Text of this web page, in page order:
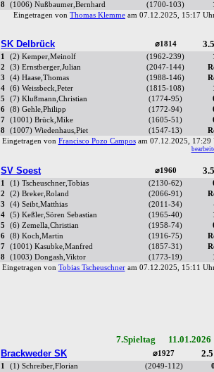
8 (1006) Nußbaumer,Bernhard (1700-103)
Eingetragen von Thomas Klemme am 07.12.2025, 15:17
SK Delbrück ⌀1814
1 (2) Kemper,Meinolf (1962-239)
2
(3) Ernstberger,Julian (2047-144)
3
(4) Haase,Thomas (1988-146)
4
(6) Weissbeck,Peter (1815-108)
5
(7) Klußmann,Christian (1774-95)
6
(8) Gehle,Philipp (1772-94)
7
(1001) Brück,Mike (1605-51)
8
(1007) Wiedenhaus,Piet (1547-13)
Eingetragen von Francisco Pozo Camposam 07.12.2025,
SV Soest ⌀1960
1 (1) Tscheuschner,Tobias (2130-62)
2
(2) Breker,Roland (2066-91)
3
(4) Seibt,Matthias (2011-34)
4
(5) Keßler,Sören Sebastian (1965-40)
5
(6) Zemella,Christian (1958-74)
6
(8) Koch,Martin (1916-75)
7
(1001) Kasubke,Manfred (1857-31)
8
(1003) Dongash,Viktor (1773-19)
Eingetragen von Tobias Tscheuschneram 07.12.2025, 15:11
7.Spieltag
Brackweder SK
⌀1927
1 (1) Schreiber,Florian (2049-112)